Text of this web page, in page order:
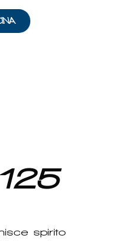
spirito